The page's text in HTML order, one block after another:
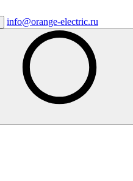
info@orange-electric.ru